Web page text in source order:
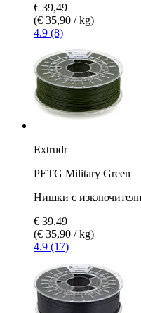
€ 39,49
(€ 35,90 / kg)
4.9 (8)
Extrudr
PETG Military Green
Нишки с
€ 39,49
(€ 35,90 / kg)
4.9 (17)